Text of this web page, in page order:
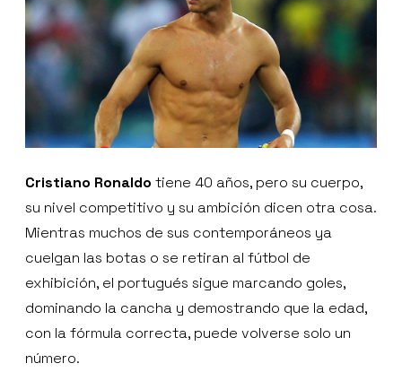
Cristiano Ronaldo tiene 40 años, pero su cuerpo,
su nivel competitivo y su ambición dicen otra cosa.
Mientras muchos de sus contemporáneos ya
cuelgan las botas o se retiran al fútbol de
exhibición, el portugués sigue marcando goles,
dominando la cancha y demostrando que la edad,
con la fórmula correcta, puede volverse solo un
número.